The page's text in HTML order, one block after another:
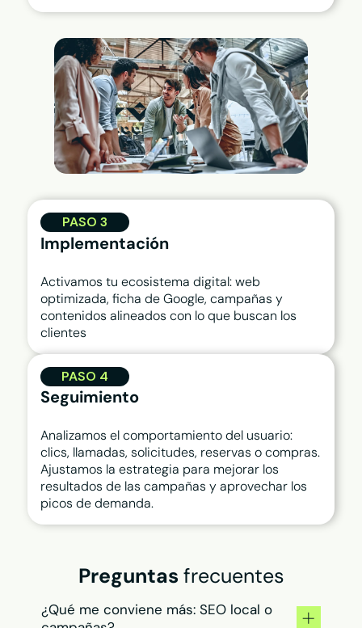
PASO 3
Implementación
Activamos tu ecosistema digital: web
optimizada, ficha de Google, campañas y
contenidos alineados con lo que buscan los
clientes
PASO 4
Seguimiento
Analizamos el comportamiento del usuario:
clics, llamadas, solicitudes, reservas o compras.
Ajustamos la estrategia para mejorar los
resultados de las campañas y aprovechar los
picos de demanda.
Preguntas frecuentes
¿Qué me conviene más: SEO local o